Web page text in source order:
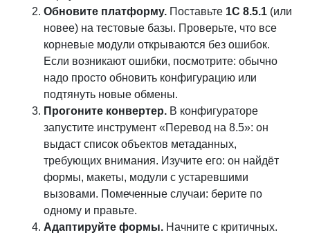
Обновите платформу. Поставьте 1С 8.5.1 (или
новее) на тестовые базы. Проверьте, что все
корневые модули открываются без ошибок.
Если возникают ошибки, посмотрите: обычно
надо просто обновить конфигурацию или
подтянуть новые обмены.
Прогоните конвертер. В конфигураторе
запустите инструмент «Перевод на 8.5»: он
выдаст список объектов метаданных,
требующих внимания. Изучите его: он найдёт
формы, макеты, модули с устаревшими
вызовами. Помеченные случаи: берите по
одному и правьте.
Адаптируйте формы. Начните с критичных.